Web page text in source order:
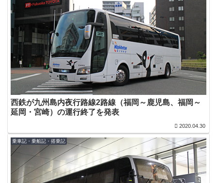
西鉄が九州島内夜行路線2路線（福岡～鹿児島、福岡～
延岡・宮崎）の運行終了を発表
2020.04.30
乗車記・乗船記・搭乗記